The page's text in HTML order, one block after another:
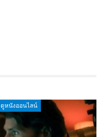
ดูหนังออนไลน์